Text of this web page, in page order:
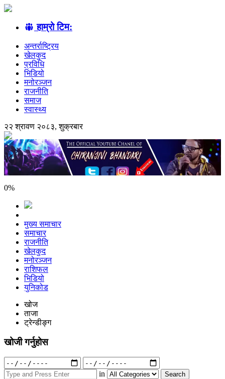
हाम्रो टिम:
अन्तर्राष्ट्रिय
खेलकुद
प्रविधि
भिडियो
मनोरञ्जन
राजनीति
समाज
स्वास्थ्य
२२ श्रावण २०८३, शुक्रबार
0%
मुख्य समाचार
समाचार
राजनीति
खेलकुद
मनोरञ्जन
राशिफल
भिडियो
युनिकोड
खोज
ताजा
ट्रेन्डीङ्ग
खोजी गर्नुहोस
Search
for:
in